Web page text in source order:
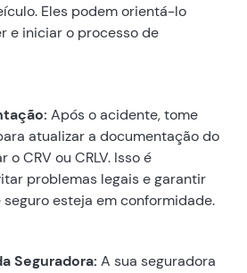
Eles podem orientá-lo
e iniciar o processo de
Após o acidente, tome
atualizar a documentação do
CRV ou CRLV. Isso é
problemas legais e garantir
esteja em conformidade.
Seguradora: A sua seguradora